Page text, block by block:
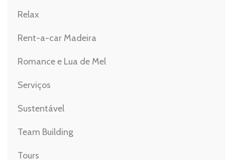
Relax
Rent-a-car Madeira
Romance e Lua de Mel
Serviços
Sustentável
Team Building
Tours